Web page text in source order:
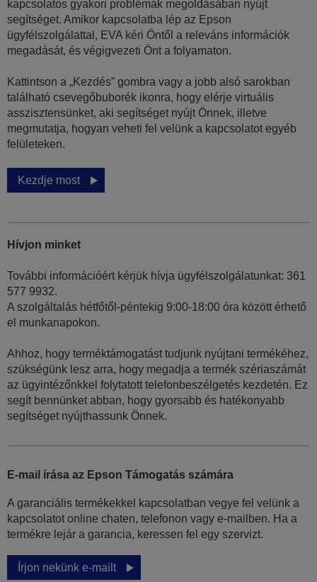
kapcsolatos gyakori problémák megoldásában nyújt
segítséget. Amikor kapcsolatba lép az Epson
ügyfélszolgálattal, EVA kéri Öntől a releváns információk
megadását, és végigvezeti Önt a folyamaton.
Kattintson a „Kezdés” gombra vagy a jobb alsó sarokban
található csevegőbuborék ikonra, hogy elérje virtuális
asszisztensünket, aki segítséget nyújt Önnek, illetve
megmutatja, hogyan veheti fel velünk a kapcsolatot egyéb
felületeken.
Kezdje most
Hívjon minket
További információért kérjük hívja ügyfélszolgálatunkat: 361
577 9932.
A szolgáltalás hétfőtől-péntekig 9:00-18:00 óra között érhető
el munkanapokon.
Ahhoz, hogy terméktámogatást tudjunk nyújtani termékéhez,
szükségünk lesz arra, hogy megadja a termék szériaszámát
az ügyintézőnkkel folytatott telefonbeszélgetés kezdetén. Ez
segít bennünket abban, hogy gyorsabb és hatékonyabb
segítséget nyújthassunk Önnek.
E-mail írása az Epson Támogatás számára
A garanciális termékekkel kapcsolatban vegye fel velünk a
kapcsolatot online chaten, telefonon vagy e-mailben. Ha a
termékre lejár a garancia, keressen fel egy szervizt.
Írjon nekünk e-mailt